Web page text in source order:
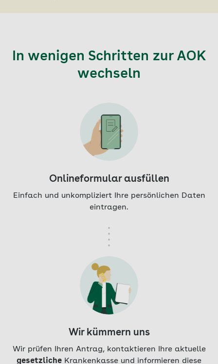
In wenigen Schritten zur AOK
wechseln
Onlineformular ausfüllen
Einfach und unkompliziert Ihre persönlichen Daten
eintragen.
Wir kümmern uns
Wir prüfen Ihren Antrag, kontaktieren Ihre aktuelle
gesetzliche Krankenkasse und informieren diese